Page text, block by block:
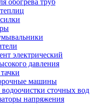
обогрева труб
электрический
давления
машины
сточных вод
напряжения